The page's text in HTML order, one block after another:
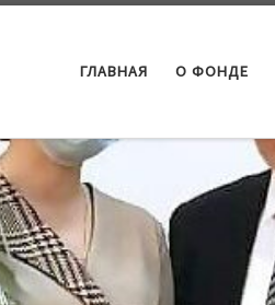
ГЛАВНАЯ О ФОНДЕ